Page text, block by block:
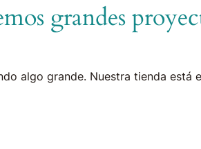
grandes
algo grande. Nuestra tienda está